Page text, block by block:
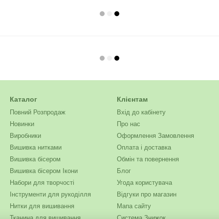
Каталог
Повний Розпродаж
Новинки
Виробники
Вишивка нитками
Вишивка бісером
Вишивка бісером Ікони
Набори для творчості
Інструменти для рукоділля
Нитки для вишивання
Клієнтам
Вхід до кабінету
Про нас
Оформлення Замовлення
Оплата і доставка
Обмін та повернення
Блог
Угода користувача
Відгуки про магазин
Мапа сайту